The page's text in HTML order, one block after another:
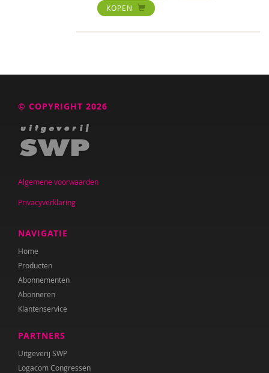
KOPEN
© COPYRIGHT 2026
Algemene voorwaarden
Privacyverklaring
NAVIGATIE
Home
Producten
Abonnementen
Abonneren
Klantenservice
PARTNERS
Uitgeverij SWP
Logacom Congressen